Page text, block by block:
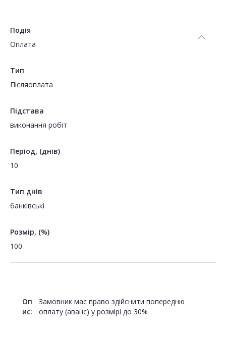
Подія
Оплата
Тип
Пiсляоплата
Підстава
виконання робіт
Період, (днів)
10
Тип днів
банківські
Розмір, (%)
100
Оп
ис:
Замовник має право здійснити попередню
оплату (аванс) у розмірі до 30%